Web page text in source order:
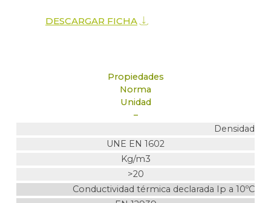
DESCARGAR FICHA
Propiedades
Norma
Unidad
–
Densidad
UNE EN 1602
Kg/m3
>20
Conductividad térmica declarada Ip a 10ºC